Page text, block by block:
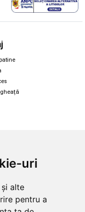
uri
alte
pentru a
snowboard
longboard